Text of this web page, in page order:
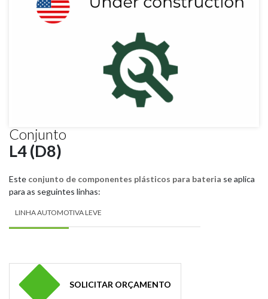
Conjunto
L4 (D8)
Este conjunto de componentes plásticos para bateria se aplica
para as seguintes linhas:
LINHA AUTOMOTIVA LEVE
SOLICITAR ORÇAMENTO